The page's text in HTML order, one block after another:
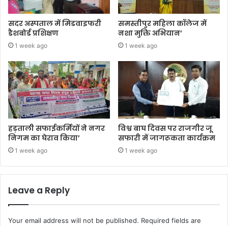
सदर अस्पताल में मिडवाइफरी
डैशबोर्ड प्रशिक्षण
1 week ago
समस्तीपुर महिला कॉलेज में
नशा मुक्ति अभियान’
1 week ago
हड़ताली सफाईकर्मियों ने नगर
निगम का घेराव किया’
1 week ago
विश्व बाघ दिवस पर राजगीर जू
सफारी में जागरूकता कार्यक्रम
1 week ago
Leave a Reply
Your email address will not be published. Required fields are